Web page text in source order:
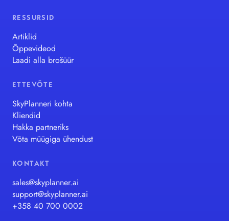
RESSURSID
Artiklid
Õppevideod
Laadi alla brošüür
ETTEVÕTE
SkyPlanneri kohta
Kliendid
Hakka partneriks
Võta müügiga ühendust
KONTAKT
sales@skyplanner.ai
support@skyplanner.ai
+358 40 700 0002